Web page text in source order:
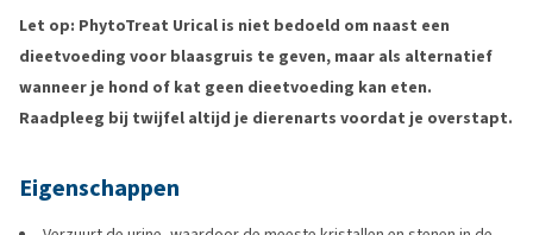
Let op: PhytoTreat Urical is niet bedoeld om naast een
dieetvoeding voor blaasgruis te geven, maar als alternatief
wanneer je hond of kat geen dieetvoeding kan eten.
Raadpleeg bij twijfel altijd je dierenarts voordat je overstapt.
Eigenschappen